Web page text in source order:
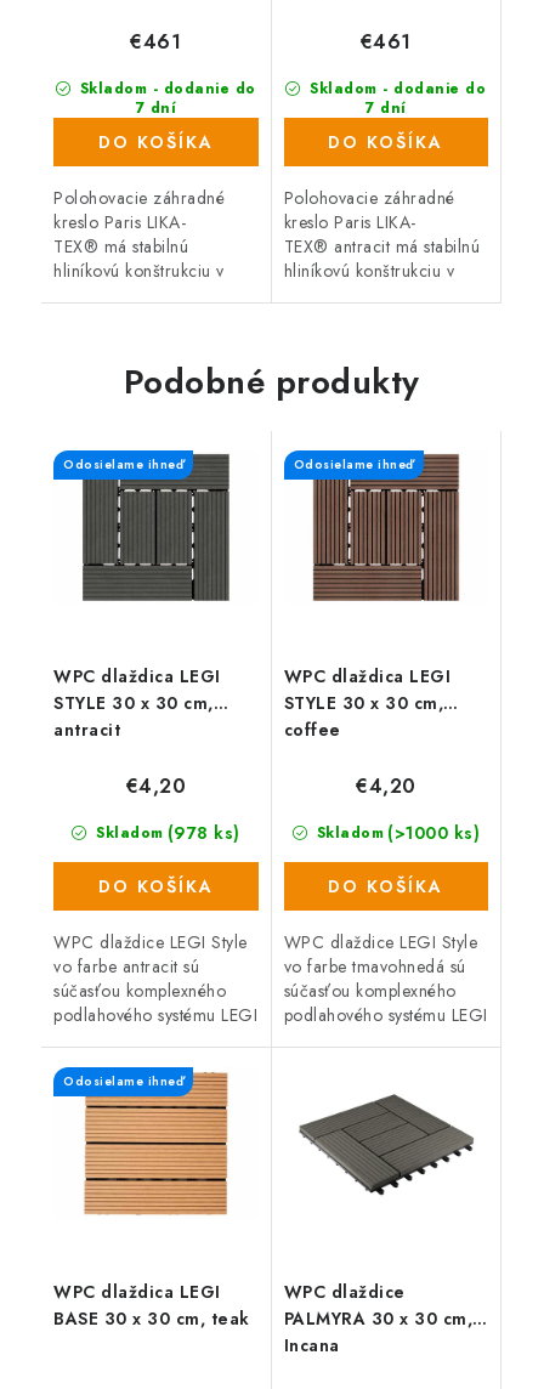
Skladom - dodanie do
7 dní
(9 ks)
€461
DO KOŠÍKA
Polohovacie záhradné
kreslo Paris LIKA-
TEX® má stabilnú
hliníkovú konštrukciu v
Skladom - dodanie do
7 dní
(2 ks)
€461
DO KOŠÍKA
Polohovacie záhradné
kreslo Paris LIKA-
TEX® antracit má stabilnú
hliníkovú konštrukciu v
Podobné produkty
WPC dlaždica LEGI
STYLE 30 x 30 cm,
antracit
Odosielame ihneď
Skladom (978 ks)
€4,20
DO KOŠÍKA
WPC dlaždice LEGI Style
vo farbe antracit sú
súčasťou komplexného
podlahového systému LEGI
exteriérovú podlahovú
krytinu. Majú veľmi
jednoduchú a...
WPC dlaždica LEGI
STYLE 30 x 30 cm,
coffee
Odosielame ihneď
Skladom (>1000 ks)
€4,20
DO KOŠÍKA
WPC dlaždice LEGI Style
vo farbe tmavohnedá sú
súčasťou komplexného
podlahového systému LEGI
jednoduchú a...
WPC dlaždica LEGI
BASE 30 x 30 cm, teak
Odosielame ihneď
WPC dlaždice
PALMYRA 30 x 30 cm,
Incana